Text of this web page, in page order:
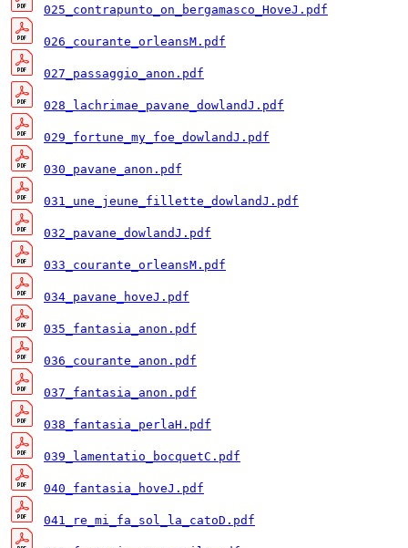
025_contrapunto_on_bergamasco_HoveJ.pdf
026_courante_orleansM.pdf
027_passaggio_anon.pdf
028_lachrimae_pavane_dowlandJ.pdf
029_fortune_my_foe_dowlandJ.pdf
030_pavane_anon.pdf
031_une_jeune_fillette_dowlandJ.pdf
032_pavane_dowlandJ.pdf
033_courante_orleansM.pdf
034_pavane_hoveJ.pdf
035_fantasia_anon.pdf
036_courante_anon.pdf
037_fantasia_anon.pdf
038_fantasia_perlaH.pdf
039_lamentatio_bocquetC.pdf
040_fantasia_hoveJ.pdf
041_re_mi_fa_sol_la_catoD.pdf